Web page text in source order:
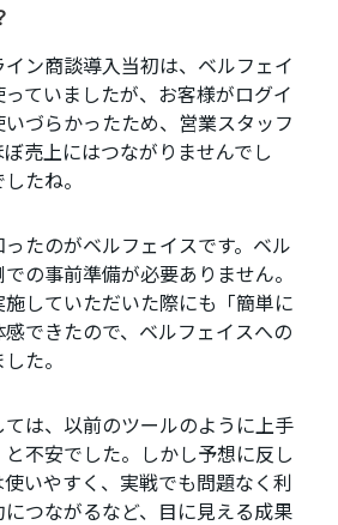
イン商談導入当初は、ベルフェイ
ていましたが、お客様がログイ
づらかったため、営業スタッフ
売上にはつながりませんでし
たね。
たのがベルフェイスです。ベル
の事前準備が必要ありません。
していただいた際にも「簡単に
できたので、ベルフェイスへの
た。
ては、以前のツールのように上手
不安でした。しかし予想に反し
いやすく、実戦でも問題なく利
つながるなど、目に見える成果